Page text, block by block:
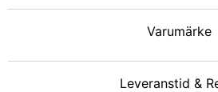
Varumärke
Leveranstid &